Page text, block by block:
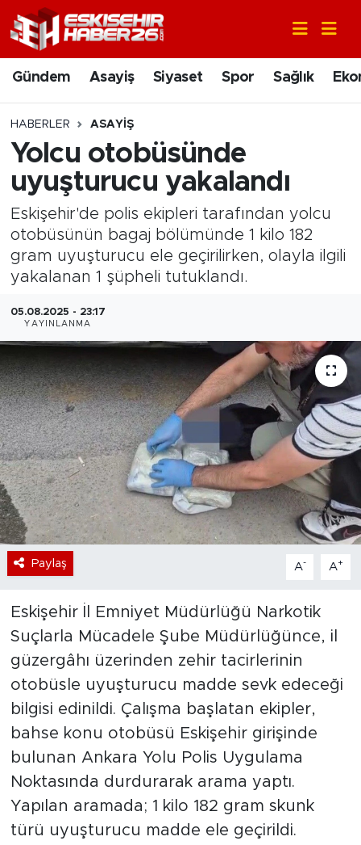
Gündem Asayiş Siyaset Spor Sağlık
HABERLER ASAYIŞ
Yolcu otobüsünde
uyuşturucu yakalandı
Eskişehir'de polis ekipleri tarafından yolcu
otobüsünün bagaj bölümünde 1 kilo 182
gram uyuşturucu ele geçirilirken, olayla ilgili
yakalanan 1 şüpheli tutuklandı.
05.08.2025 - 23:17
YAYINLANMA
Paylaş A- A+
Eskişehir İl Emniyet Müdürlüğü Narkotik
Suçlarla Mücadele Şube Müdürlüğünce, il
güzergâhı üzerinden zehir tacirlerinin
otobüsle uyuşturucu madde sevk edeceği
bilgisi edinildi. Çalışma başlatan ekipler,
bahse konu otobüsü Eskişehir girişinde
bulunan Ankara Yolu Polis Uygulama
Noktasında durdurarak arama yaptı.
Yapılan aramada; 1 kilo 182 gram skunk
türü uyuşturucu madde ele geçirildi.
Gündem
Asayiş
Siyaset
Spor
Sağlık
Ekonomi
Eğitim
Sanat
Bölge
Teknoloji
Magazin
Dünya
Sektör
Nöbetçi Eczaneler
Hava Durumu
Trafik Durumu
Süper Lig Puan Durumu ve Fikstür
Tüm Manşetler
Son Dakika Haberleri
Haber Arşivi